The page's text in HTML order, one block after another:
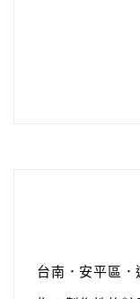
台南．安平區